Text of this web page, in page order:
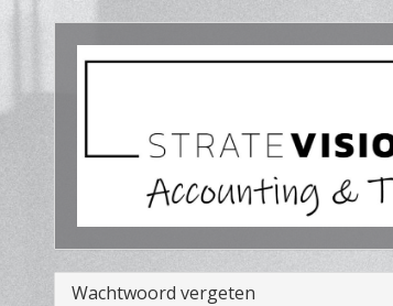
Wachtwoord vergeten